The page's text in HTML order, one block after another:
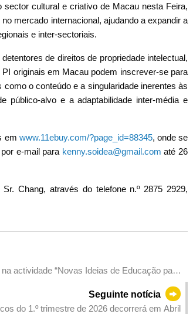
cultural e criativo de Macau nesta Feira,
mercado internacional, ajudando a expandir a
e inter-sectoriais.
de direitos de propriedade intelectual,
originais em Macau podem inscrever-se para
o conteúdo e a singularidade inerentes às
público-alvo e a adaptabilidade inter-média e
em www.11ebuy.com/?page_id=88345, onde se
e-mail para kenny.soidea@gmail.com até 26
Chang, através do telefone n.º 2875 2929,
actividade “Novas Ideias de Educação para
Seguinte notícia
do 1.º trimestre de 2026 decorrerá em Abril